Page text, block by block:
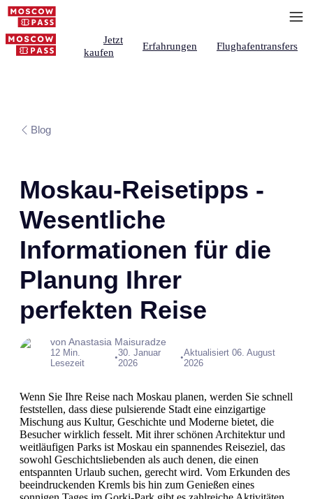
Jetzt
kaufen
Erfahrungen Flughafentransfers
Blog
Moskau-Reisetipps -
Wesentliche
Informationen für die
Planung Ihrer
perfekten Reise
von Anastasia Maisuradze
12 Min.
Lesezeit
•30. Januar
2026
•Aktualisiert 06. August
2026
Wenn Sie Ihre Reise nach Moskau planen, werden Sie schnell
feststellen, dass diese pulsierende Stadt eine einzigartige
Mischung aus Kultur, Geschichte und Moderne bietet, die
Besucher wirklich fesselt. Mit ihrer schönen Architektur und
weitläufigen Parks ist Moskau ein spannendes Reiseziel, das
sowohl Geschichtsliebenden als auch denen, die einen
entspannten Urlaub suchen, gerecht wird. Vom Erkunden des
beeindruckenden Kremls bis hin zum Genießen eines